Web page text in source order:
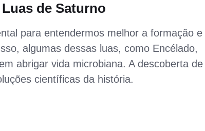
de Saturno
para entendermos melhor a formação e
algumas dessas luas, como Encélado,
abrigar vida microbiana. A descoberta
científicas da história.